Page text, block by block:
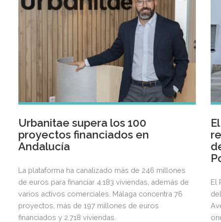
Urbanitae supera los 100
proyectos financiados en
Andalucía
La plataforma ha canalizado más de 246 millones
de euros para financiar 4.183 viviendas, además de
varios activos comerciales. Málaga concentra 76
proyectos, más de 197 millones de euros
financiados y 2.718 viviendas.
El